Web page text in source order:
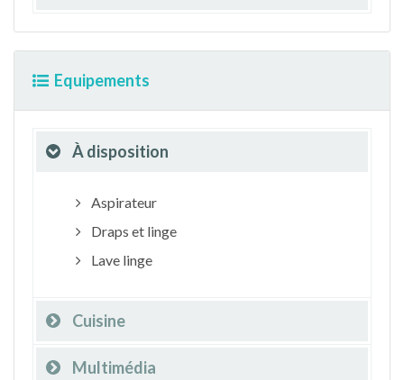
Equipements
À disposition
Aspirateur
Draps et linge
Lave linge
Cuisine
Multimédia